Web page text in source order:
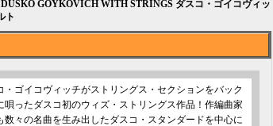
GOYKOVICH WITH STRINGS ダスコ・ゴイコヴィッ
ト
ゴイコヴィッチがストリングス・セクションをバック
唄ったダスコ初のウィズ・ストリングス作品！作編曲家
数々の名曲を生み出したダスコ・スタンダードを中心に